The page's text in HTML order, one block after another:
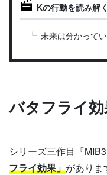
Kの行動を読み解く
未来は分かって
バタフライ
シリーズ三作目『
フライ効果」がありま